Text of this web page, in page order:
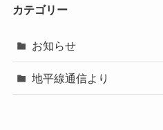
カテゴリー
お知らせ
地平線通信より